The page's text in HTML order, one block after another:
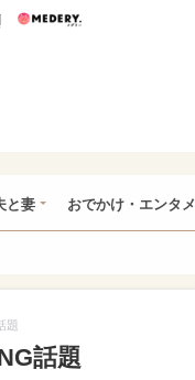
うまい肉
と妻 おでかけ・エンタメ
題
話題